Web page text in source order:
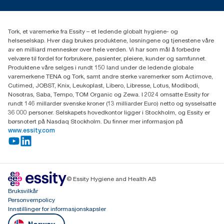
(+47) 22 70 62 00
Fredrik Selmers vei 6
0603 OSLO
Tork, et varemerke fra Essity – et ledende globalt hygiene- og
helseselskap. Hver dag brukes produktene, løsningene og tjenestene våre
av en milliard mennesker over hele verden. Vi har som mål å forbedre
velvære til fordel for forbrukere, pasienter, pleiere, kunder og samfunnet.
Produktene våre selges i rundt 150 land under de ledende globale
varemerkene TENA og Tork, samt andre sterke varemerker som Actimove,
Cutimed, JOBST, Knix, Leukoplast, Libero, Libresse, Lotus, Modibodi,
Nosotras, Saba, Tempo, TOM Organic og Zewa. I 2024 omsatte Essity for
rundt 146 millarder svenske kroner (13 milliarder Euro) netto og sysselsatte
36 000 personer. Selskapets hovedkontor ligger i Stockholm, og Essity er
børsnotert på Nasdaq Stockholm. Du finner mer informasjon på
www.essity.com
© Essity Hygiene and Health AB
Bruksvilkår
Personvernpolicy
Innstillinger for informasjonskapsler